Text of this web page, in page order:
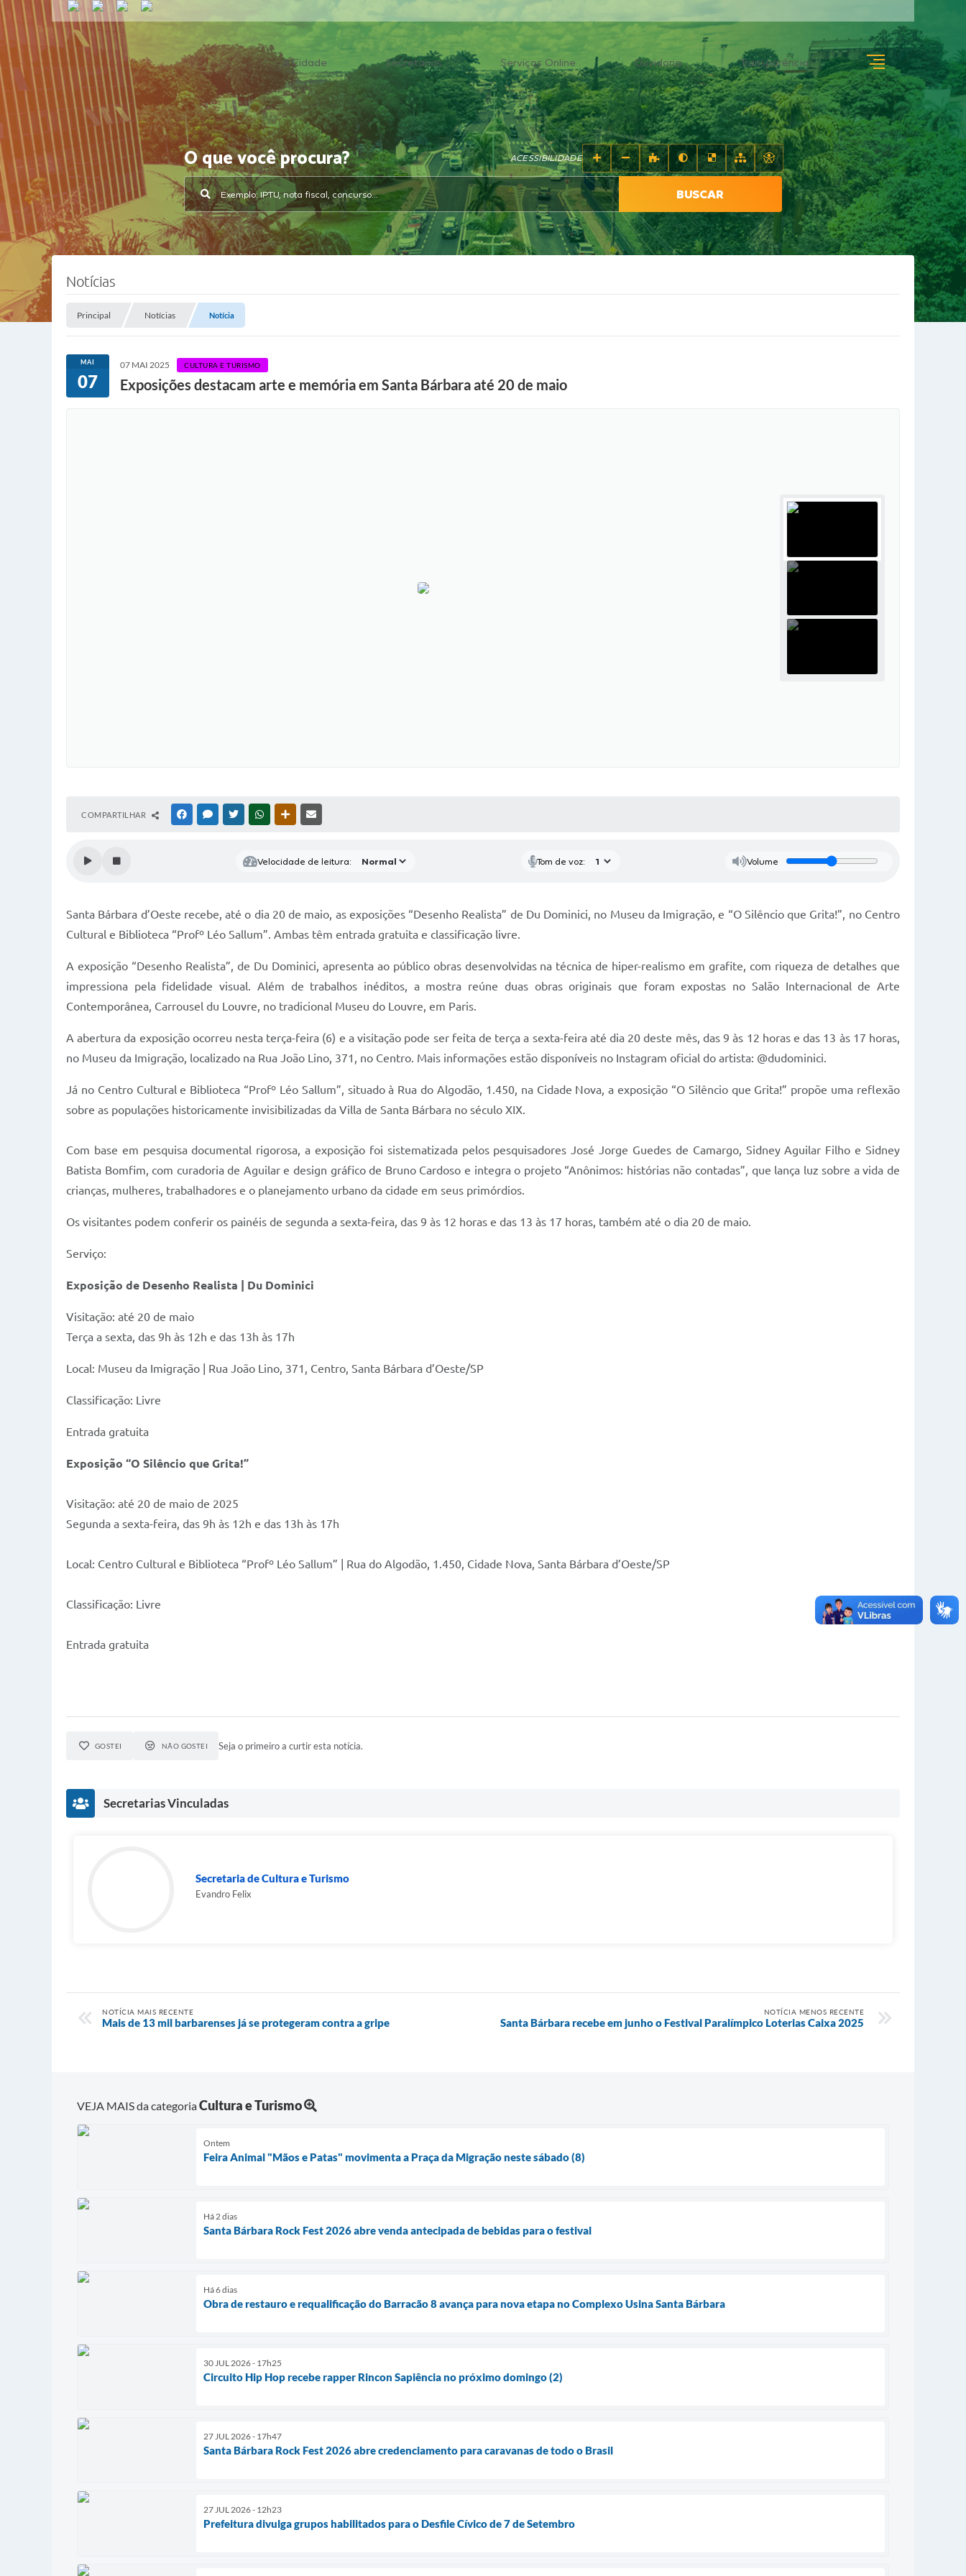
A Cidade Secretarias Serviços Online Ouvidoria Transparência
O que você procura?
BUSCAR
ACESSIBILIDADE
Notícias
Principal Notícias Notícia
MAI
07
07 MAI 2025 CULTURA E TURISMO
Exposições destacam arte e memória em Santa Bárbara até 20 de maio
COMPARTILHAR FACEBOOKMESSENGER
TWITTERWHATSAPPOUTRAS MÍDIAS
Velocidade de leitura: Tom de voz: Volume
Santa Bárbara d’Oeste recebe, até o dia 20 de maio, as exposições “Desenho Realista” de Du Dominici, no Museu da Imigração, e “O Silêncio que Grita!”, no Centro
Cultural e Biblioteca “Profº Léo Sallum”. Ambas têm entrada gratuita e classificação livre.
A exposição “Desenho Realista”, de Du Dominici, apresenta ao público obras desenvolvidas na técnica de hiper-realismo em grafite, com riqueza de detalhes que
impressiona pela fidelidade visual. Além de trabalhos inéditos, a mostra reúne duas obras originais que foram expostas no Salão Internacional de Arte
Contemporânea, Carrousel du Louvre, no tradicional Museu do Louvre, em Paris.
A abertura da exposição ocorreu nesta terça-feira (6) e a visitação pode ser feita de terça a sexta-feira até dia 20 deste mês, das 9 às 12 horas e das 13 às 17 horas,
no Museu da Imigração, localizado na Rua João Lino, 371, no Centro. Mais informações estão disponíveis no Instagram oficial do artista: @dudominici.
Já no Centro Cultural e Biblioteca “Profº Léo Sallum”, situado à Rua do Algodão, 1.450, na Cidade Nova, a exposição “O Silêncio que Grita!” propõe uma reflexão
sobre as populações historicamente invisibilizadas da Villa de Santa Bárbara no século XIX.
Com base em pesquisa documental rigorosa, a exposição foi sistematizada pelos pesquisadores José Jorge Guedes de Camargo, Sidney Aguilar Filho e Sidney
Batista Bomfim, com curadoria de Aguilar e design gráfico de Bruno Cardoso e integra o projeto “Anônimos: histórias não contadas”, que lança luz sobre a vida de
crianças, mulheres, trabalhadores e o planejamento urbano da cidade em seus primórdios.
Os visitantes podem conferir os painéis de segunda a sexta-feira, das 9 às 12 horas e das 13 às 17 horas, também até o dia 20 de maio.
Serviço:
Exposição de Desenho Realista | Du Dominici
Visitação: até 20 de maio
Terça a sexta, das 9h às 12h e das 13h às 17h
Local: Museu da Imigração | Rua João Lino, 371, Centro, Santa Bárbara d’Oeste/SP
Classificação: Livre
Entrada gratuita
Exposição “O Silêncio que Grita!”
Visitação: até 20 de maio de 2025
Segunda a sexta-feira, das 9h às 12h e das 13h às 17h
Local: Centro Cultural e Biblioteca “Profº Léo Sallum” | Rua do Algodão, 1.450, Cidade Nova, Santa Bárbara d’Oeste/SP
Classificação: Livre
Entrada gratuita
GOSTEI NÃO GOSTEI Seja o primeiro a curtir esta notícia.
Secretarias Vinculadas
Secretaria de Cultura e Turismo
Evandro Felix
NOTÍCIA MAIS RECENTE
Mais de 13 mil barbarenses já se protegeram contra a gripe
NOTÍCIA MENOS RECENTE
Santa Bárbara recebe em junho o Festival Paralímpico Loterias Caixa 2025
VEJA MAIS da categoriaCultura e Turismo
Ontem
Feira Animal "Mãos e Patas" movimenta a Praça da Migração neste sábado (8)
Há 2 dias
Santa Bárbara Rock Fest 2026 abre venda antecipada de bebidas para o festival
Há 6 dias
Obra de restauro e requalificação do Barracão 8 avança para nova etapa no Complexo Usina Santa Bárbara
30 JUL 2026 - 17h25
Circuito Hip Hop recebe rapper Rincon Sapiência no próximo domingo (2)
27 JUL 2026 - 17h47
Santa Bárbara Rock Fest 2026 abre credenciamento para caravanas de todo o Brasil
27 JUL 2026 - 12h23
Prefeitura divulga grupos habilitados para o Desfile Cívico de 7 de Setembro